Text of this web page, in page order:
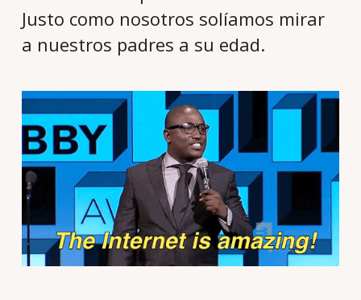
Justo como nosotros solíamos mirar
a nuestros padres a su edad.